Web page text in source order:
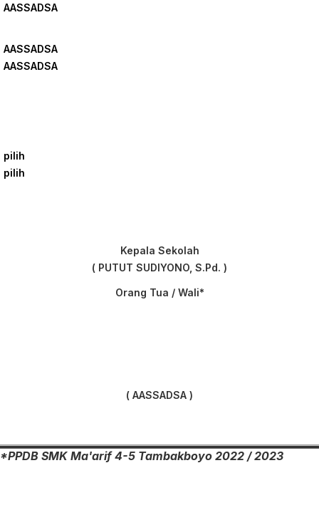
AASSADSA
AASSADSA
AASSADSA
pilih
pilih
Kepala Sekolah
( PUTUT SUDIYONO, S.Pd. )
Orang Tua / Wali*
( AASSADSA )
*PPDB SMK Ma'arif 4-5 Tambakboyo 2022 / 2023